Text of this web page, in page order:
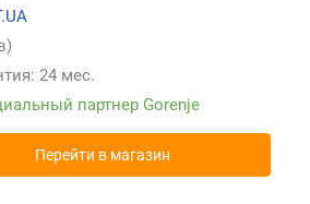
24 мес.
партнер Gorenje
Перейти в магазин